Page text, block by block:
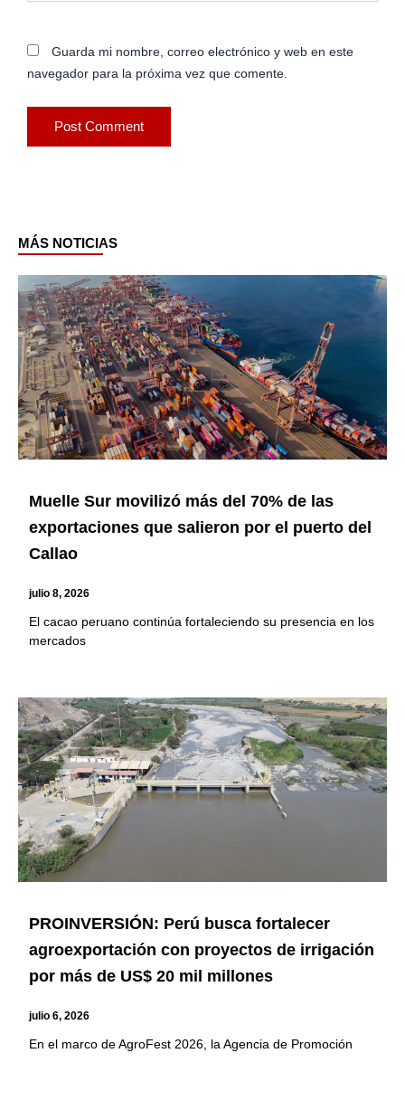
Guarda mi nombre, correo electrónico y web en este
navegador para la próxima vez que comente.
MÁS NOTICIAS
Muelle Sur movilizó más del 70% de las
exportaciones que salieron por el puerto del
Callao
julio 8, 2026
El cacao peruano continúa fortaleciendo su presencia en los
mercados
PROINVERSIÓN: Perú busca fortalecer
agroexportación con proyectos de irrigación
por más de US$ 20 mil millones
julio 6, 2026
En el marco de AgroFest 2026, la Agencia de Promoción
PagePage